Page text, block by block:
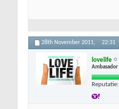
28th November 2011, 22:31
lovelife
Ambasador
Reputatie: